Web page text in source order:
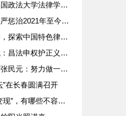
学院年度创新大会并颁奖致辞
高检挂牌督办31件重大财务造假案件
中国特色律所发展之路
护正义，豪情壮志写春秋
做一名有国家情怀的谏言者
”在长春圆满召开
些不容忽视的合规要点？